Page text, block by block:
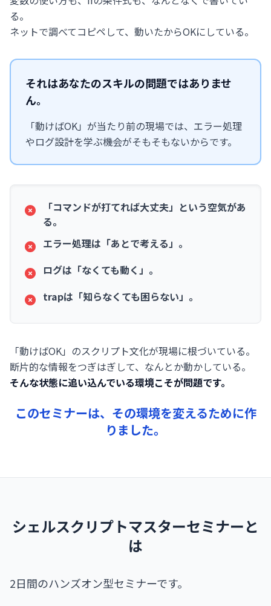
る。
ネットで調べてコピペして、動いたからOKにしている。
それはあなたのスキルの問題ではありませ
ん。
「動けばOK」が当たり前の現場では、エラー処理
やログ設計を学ぶ機会がそもそもないからです。
「コマンドが打てれば大丈夫」という空気があ
る。
エラー処理は「あとで考える」。
ログは「なくても動く」。
trapは「知らなくても困らない」。
「動けばOK」のスクリプト文化が現場に根づいている。
断片的な情報をつぎはぎして、なんとか動かしている。
そんな状態に追い込んでいる環境こそが問題です。
このセミナーは、その環境を変えるために作
りました。
シェルスクリプトマスターセミナーと
は
2日間のハンズオン型セミナーです。